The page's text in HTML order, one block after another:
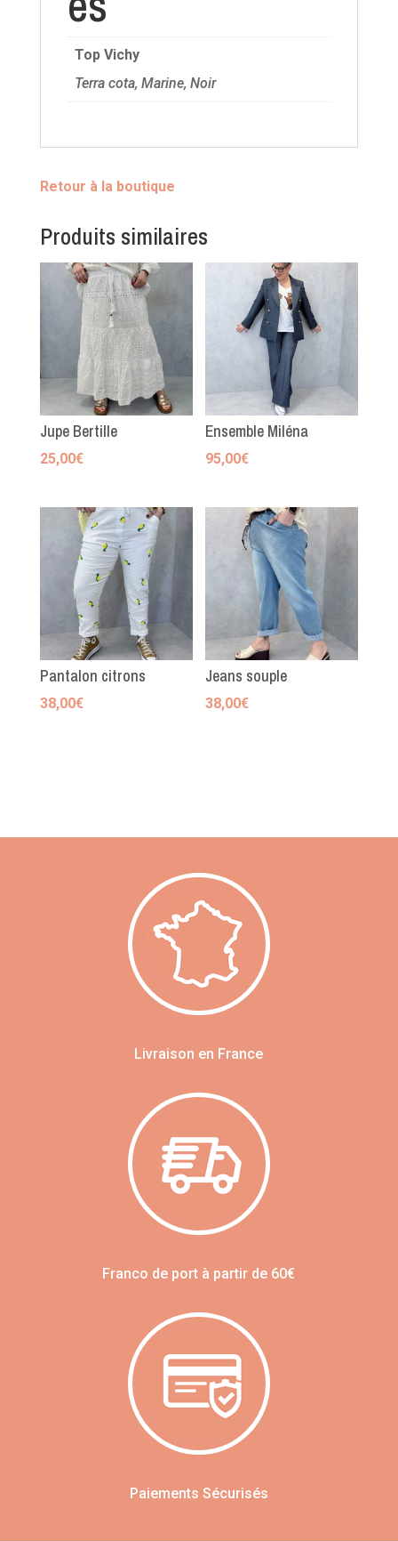
Top Vichy
Terra cota, Marine, Noir
Retour à la boutique
Produits similaires
Jupe Bertille
25,00€
Ensemble Miléna
95,00€
Pantalon citrons
38,00€
Jeans souple
38,00€
Livraison en France
Franco de port à partir de 60€
Paiements Sécurisés